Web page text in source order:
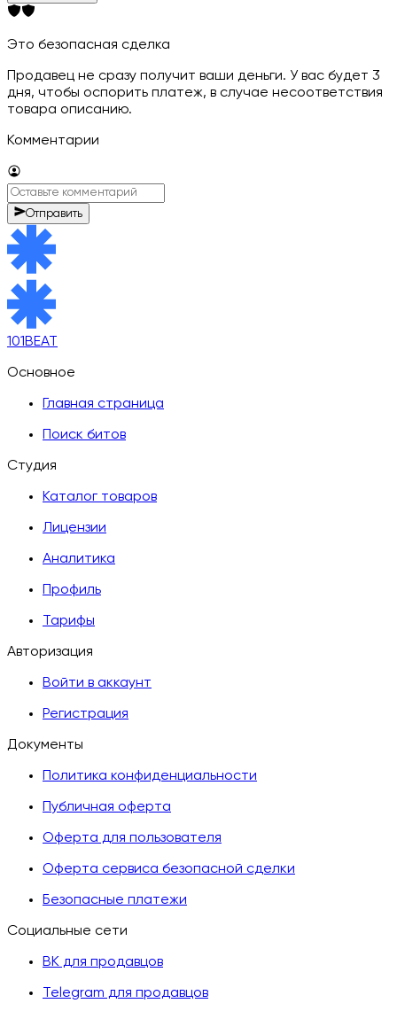
Это безопасная сделка
Продавец не сразу получит ваши деньги. У вас будет 3
дня, чтобы оспорить платеж, в случае несоответствия
товара описанию.
Комментарии
Отправить
101BEAT
Основное
Главная страница
Поиск битов
Студия
Каталог товаров
Лицензии
Аналитика
Профиль
Тарифы
Авторизация
Войти в аккаунт
Регистрация
Документы
Политика конфиденциальности
Публичная оферта
Оферта для пользователя
Оферта сервиса безопасной сделки
Безопасные платежи
Социальные сети
ВК для продавцов
Telegram для продавцов